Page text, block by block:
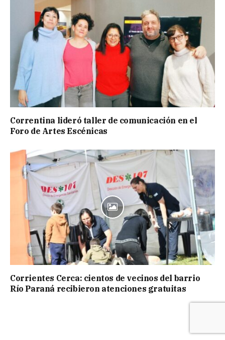
Correntina lideró taller de comunicación en el
Foro de Artes Escénicas
Corrientes Cerca: cientos de vecinos del barrio
Río Paraná recibieron atenciones gratuitas